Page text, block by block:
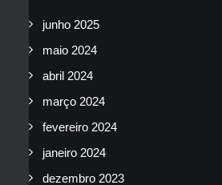
junho 2025
maio 2024
abril 2024
março 2024
fevereiro 2024
janeiro 2024
dezembro 2023